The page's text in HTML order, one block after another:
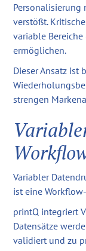
Personalisierung
verstößt.
variable
ermöglichen.
Dieser Ansatz ist
strengen
Variabler
ist eine
printQ integriert
Datensätze
validiert und zu